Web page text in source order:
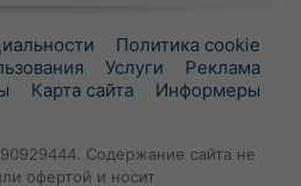
Политика cookie
Услуги
Реклама
Карта сайта Информеры
Содержание сайта не
офертой и носит